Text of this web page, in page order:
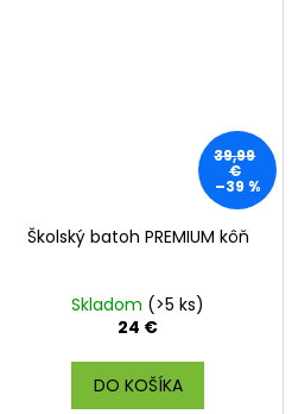
39,99
€
–39 %
Školský batoh PREMIUM kôň
Skladom (>5 ks)
24 €
DO KOŠÍKA